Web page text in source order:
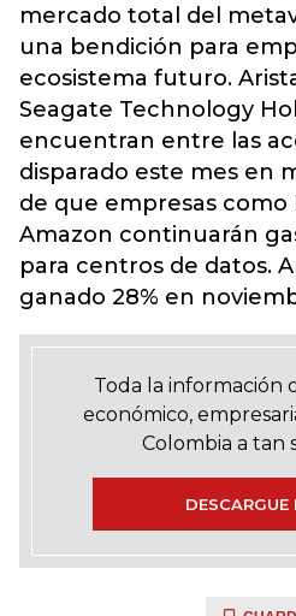
mercado total del
una bendición para
ecosistema futuro.
Seagate Technology
encuentran entre las
disparado este mes en
de que empresas
Amazon continuarán
para centros de datos.
ganado 28% en
Toda la información
económico,
Colombia a tan
DESCARGUE